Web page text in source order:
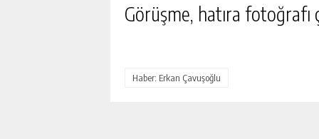
Görüşme, hatıra fotoğrafı
Haber: Erkan Çavuşoğlu